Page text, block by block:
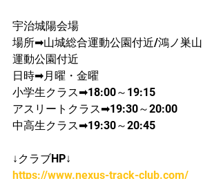
宇治城陽会場
場所➡山城総合運動公園付近/鴻ノ巣山
運動公園付近
日時➡月曜・金曜
​小学生クラス➡18:00～19:15
アスリートクラス➡19:30～20:00
中高生クラス➡19:30～20:45
↓クラブHP↓
https://www.nexus-track-club.com/